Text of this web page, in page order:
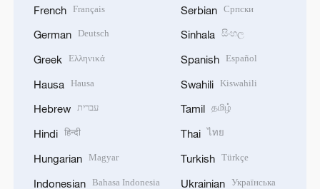
French Français
German Deutsch
Greek Ελληνικά
Hausa Hausa
Hebrew עברית
Hindi हिन्दी
Hungarian Magyar
Indonesian Bahasa Indonesia
Serbian Српски
Sinhala සිංහල
Spanish Español
Swahili Kiswahili
Tamil தமிழ்
Thai ไทย
Turkish Türkçe
Ukrainian Українська